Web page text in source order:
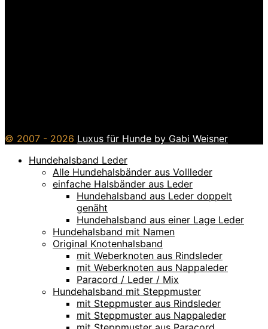
© 2007 - 2026 Luxus für Hunde by Gabi Weisner
Hundehalsband Leder
Alle Hundehalsbänder aus Vollleder
einfache Halsbänder aus Leder
Hundehalsband aus Leder doppelt
genäht
Hundehalsband aus einer Lage Leder
Hundehalsband mit Namen
Original Knotenhalsband
mit Weberknoten aus Rindsleder
mit Weberknoten aus Nappaleder
Paracord / Leder / Mix
Hundehalsband mit Steppmuster
mit Steppmuster aus Rindsleder
mit Steppmuster aus Nappaleder